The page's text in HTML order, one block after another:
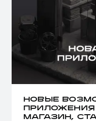
НОВЫЕ
ПРИЛОЖЕНИЯ
МАГАЗИН,